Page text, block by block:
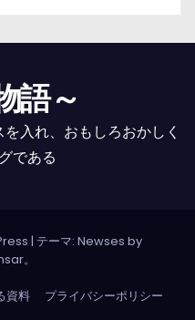
語～
入れ、おもしろおかしく
である
| テーマ: Newses by
。
資料 プライバシーポリシー